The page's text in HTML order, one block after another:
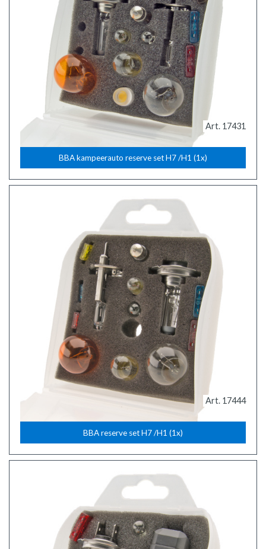
Art. 17431
BBA kampeerauto reserve set H7 /H1 (1x)
Art. 17444
BBA reserve set H7 /H1 (1x)